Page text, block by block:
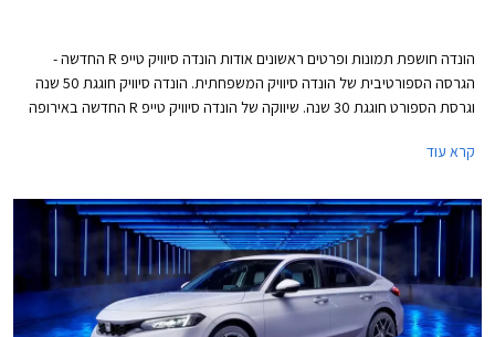
הונדה חושפת תמונות ופרטים ראשונים אודות הונדה סיוויק טייפ R החדשה -
הגרסה הספורטיבית של הונדה סיוויק המשפחתית. הונדה סיוויק חוגגת 50 שנה
וגרסת הספורט חוגגת 30 שנה. שיווקה של הונדה סיוויק טייפ R החדשה באירופה
קרא עוד